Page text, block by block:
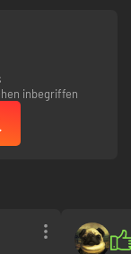
Vulkans auf die
EVENTS AN
inbegriffen